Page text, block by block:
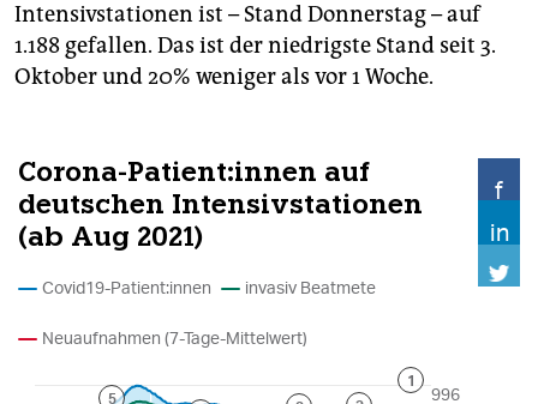
Intensivstationen ist – Stand Donnerstag – auf
1.188 gefallen. Das ist der niedrigste Stand seit 3.
Oktober und 20% weniger als vor 1 Woche.